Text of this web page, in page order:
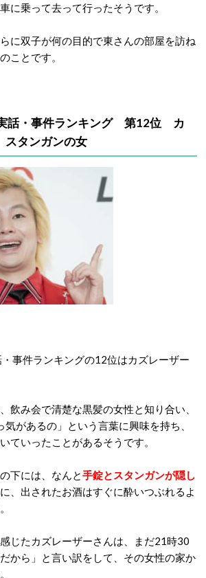
に乗って去って行ったそうです。
に双子が何の目的で東さんの部屋を訪ね
ことです。
話・事件ランキング 第12位 カ
タンガンの女
事件ランキングの12位はカズレーザー
飲み会で清楚な黒髪の女性と知り合い、
気があるの」という言葉に興味を持ち、
ていったことがあるそうです。
下には、なんと手錠とスタンガンが隠し
、出されたお酒はすぐに酔いつぶれるよ
感じたカズレーザーさんは、まだ21時30
から」と言い訳をして、その女性の家か